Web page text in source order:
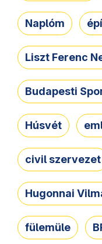
Naplóm
Liszt Ferenc
Budapesti
Húsvét
civil szervezet
Hugonnai
fülemüle